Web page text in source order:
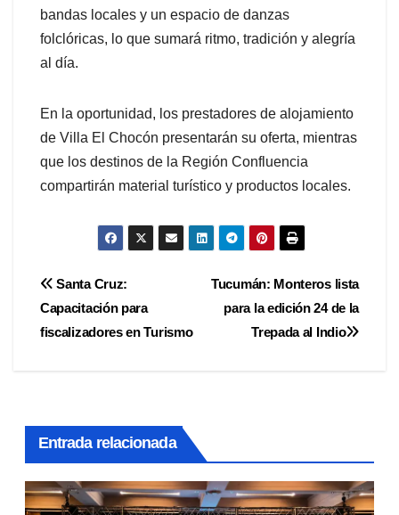
bandas locales y un espacio de danzas
folclóricas, lo que sumará ritmo, tradición y alegría
al día.
En la oportunidad, los prestadores de alojamiento
de Villa El Chocón presentarán su oferta, mientras
que los destinos de la Región Confluencia
compartirán material turístico y productos locales.
Navegación
de
Tucumán: Monteros lista
para la edición 24 de la
Trepada al Indio
Santa Cruz:
Capacitación para
fiscalizadores en Turismo
Entrada relacionada